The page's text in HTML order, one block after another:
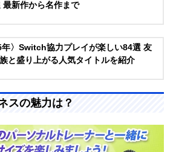
最新作から名作まで
年〉Switch協力プレイが楽しい84選 友
と盛り上がる人気タイトルを紹介
スの魅力は？